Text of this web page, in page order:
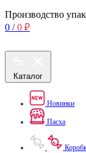
Производство
0 / 0 ₽
Каталог
Новинки
Пасха